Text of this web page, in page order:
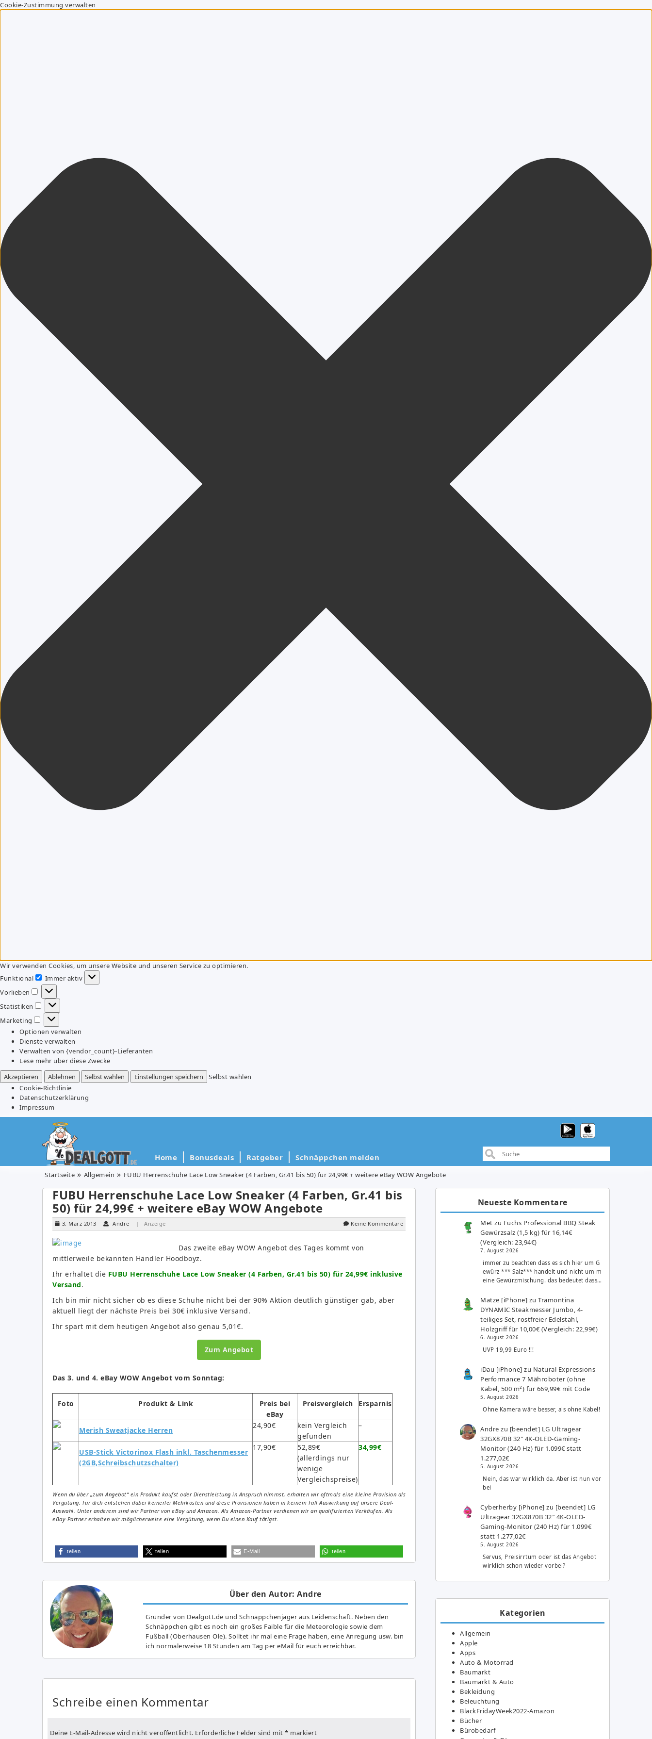
Cookie-Zustimmung verwalten
Wir verwenden Cookies, um unsere Website und unseren Service zu optimieren.
Funktional
Funktional
Immer aktiv
Vorlieben
Vorlieben
Statistiken
Statistiken
Marketing
Marketing
Optionen verwalten
Dienste verwalten
Verwalten von {vendor_count}-Lieferanten
Lese mehr über diese Zwecke
Akzeptieren
Ablehnen Selbst wählen Einstellungen speichern
Selbst wählen
Cookie-Richtlinie
Datenschutzerklärung
Impressum
Home Bonusdeals Ratgeber Schnäppchen melden
Startseite Allgemein FUBU Herrenschuhe Lace Low Sneaker (4 Farben, Gr.41 bis 50) für 24,99€ + weitere eBay WOW Angebote
FUBU Herrenschuhe Lace Low Sneaker (4 Farben, Gr.41 bis
50) für 24,99€ + weitere eBay WOW Angebote
3. März 2013 Andre | Anzeige Keine Kommentare
Das zweite eBay WOW Angebot des Tages kommt von
mittlerweile bekannten Händler Hoodboyz.
Ihr erhaltet die FUBU Herrenschuhe Lace Low Sneaker (4 Farben, Gr.41 bis 50) für 24,99€ inklusive
Versand.
Ich bin mir nicht sicher ob es diese Schuhe nicht bei der 90% Aktion deutlich günstiger gab, aber
aktuell liegt der nächste Preis bei 30€ inklusive Versand.
Ihr spart mit dem heutigen Angebot also genau 5,01€.
Zum Angebot
Das 3. und 4. eBay WOW Angebot vom Sonntag:
Foto Produkt & Link
Preis bei
eBay
Preisvergleich Ersparnis
Merish Sweatjacke Herren
24,90€
kein Vergleich
gefunden
–
USB-Stick Victorinox Flash inkl. Taschenmesser
(2GB,Schreibschutzschalter)
17,90€
52,89€
(allerdings nur
wenige
Vergleichspreise)
34,99€
Wenn du über „zum Angebot“ ein Produkt kaufst oder Dienstleistung in Anspruch nimmst, erhalten wir oftmals eine kleine Provision als
Vergütung. Für dich entstehen dabei keinerlei Mehrkosten und diese Provisionen haben in keinem Fall Auswirkung auf unsere Deal-
Auswahl. Unter anderem sind wir Partner von eBay und Amazon. Als Amazon-Partner verdienen wir an qualifizierten Verkäufen. Als
eBay-Partner erhalten wir möglicherweise eine Vergütung, wenn Du einen Kauf tätigst.
teilen teilen E-Mail teilen
Über den Autor: Andre
Gründer von Dealgott.de und Schnäppchenjäger aus Leidenschaft. Neben den
Schnäppchen gibt es noch ein großes Fai­ble für die Meteorologie sowie dem
Fußball (Oberhausen Ole). Solltet ihr mal eine Frage haben, eine Anregung usw. bin
ich normalerweise 18 Stunden am Tag per eMail für euch erreichbar.
Schreibe einen Kommentar
Deine E-Mail-Adresse wird nicht veröffentlicht. Erforderliche Felder sind mit * markiert
Neueste Kommentare
Met zu Fuchs Professional BBQ Steak
Gewürzsalz (1,5 kg) für 16,14€
(Vergleich: 23,94€)
7. August 2026
immer zu beachten dass es sich hier um G
ewürz *** Salz*** handelt und nicht um m
eine Gewürzmischung. das bedeutet dass…
Matze [iPhone] zuTramontina
DYNAMIC Steakmesser Jumbo, 4-
teiliges Set, rostfreier Edelstahl,
Holzgriff für 10,00€ (Vergleich: 22,99€)
6. August 2026
UVP 19,99 Euro !!!
iDau [iPhone] zu Natural Expressions
Performance 7 Mähroboter (ohne
Kabel, 500 m²) für 669,99€ mit Code
5. August 2026
Ohne Kamera wäre besser, als ohne Kabel!
Andre zu [beendet] LG Ultragear
32GX870B 32″ 4K-OLED-Gaming-
Monitor (240 Hz) für 1.099€ statt
1.277,02€
5. August 2026
Nein, das war wirklich da. Aber ist nun vor
bei
Cyberherby [iPhone] zu [beendet] LG
Ultragear 32GX870B 32″ 4K-OLED-
Gaming-Monitor (240 Hz) für 1.099€
statt 1.277,02€
5. August 2026
Servus, Preisirrtum oder ist das Angebot
wirklich schon wieder vorbei?
Kategorien
Allgemein
Apple
Apps
Auto & Motorrad
Baumarkt
Baumarkt & Auto
Bekleidung
Beleuchtung
BlackFridayWeek2022-Amazon
Bücher
Bürobedarf